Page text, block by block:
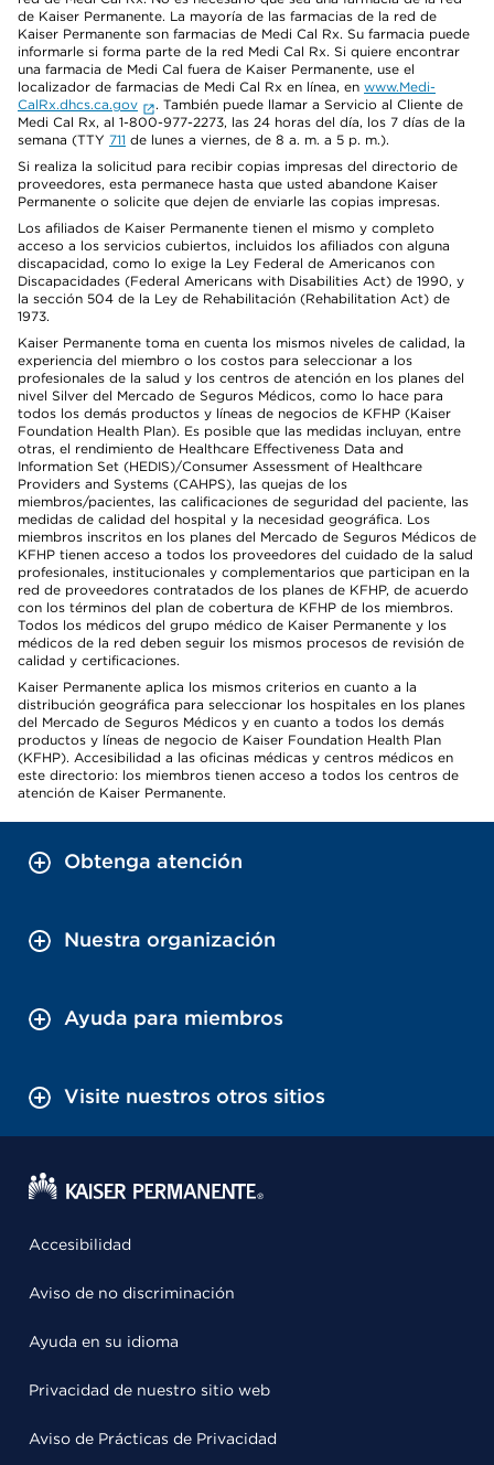
de Kaiser Permanente. La mayoría de las farmacias de la red de
Kaiser Permanente son farmacias de Medi Cal Rx. Su farmacia puede
informarle si forma parte de la red Medi Cal Rx. Si quiere encontrar
una farmacia de Medi Cal fuera de Kaiser Permanente, use el
localizador de farmacias de Medi Cal Rx en línea, en www.Medi-
CalRx.dhcs.ca.gov
. También puede llamar a Servicio al Cliente de
Medi Cal Rx, al 1-800-977-2273, las 24 horas del día, los 7 días de la
semana (TTY 711 de lunes a viernes, de 8 a. m. a 5 p. m.).
Si realiza la solicitud para recibir copias impresas del directorio de
proveedores, esta permanece hasta que usted abandone Kaiser
Permanente o solicite que dejen de enviarle las copias impresas.
Los afiliados de Kaiser Permanente tienen el mismo y completo
acceso a los servicios cubiertos, incluidos los afiliados con alguna
discapacidad, como lo exige la Ley Federal de Americanos con
Discapacidades (Federal Americans with Disabilities Act) de 1990, y
la sección 504 de la Ley de Rehabilitación (Rehabilitation Act) de
1973.
Kaiser Permanente toma en cuenta los mismos niveles de calidad, la
experiencia del miembro o los costos para seleccionar a los
profesionales de la salud y los centros de atención en los planes del
nivel Silver del Mercado de Seguros Médicos, como lo hace para
todos los demás productos y líneas de negocios de KFHP (Kaiser
Foundation Health Plan). Es posible que las medidas incluyan, entre
otras, el rendimiento de Healthcare Effectiveness Data and
Information Set (HEDIS)/Consumer Assessment of Healthcare
Providers and Systems (CAHPS), las quejas de los
miembros/pacientes, las calificaciones de seguridad del paciente, las
medidas de calidad del hospital y la necesidad geográfica. Los
miembros inscritos en los planes del Mercado de Seguros Médicos de
KFHP tienen acceso a todos los proveedores del cuidado de la salud
profesionales, institucionales y complementarios que participan en la
red de proveedores contratados de los planes de KFHP, de acuerdo
con los términos del plan de cobertura de KFHP de los miembros.
Todos los médicos del grupo médico de Kaiser Permanente y los
médicos de la red deben seguir los mismos procesos de revisión de
calidad y certificaciones.
Kaiser Permanente aplica los mismos criterios en cuanto a la
distribución geográfica para seleccionar los hospitales en los planes
del Mercado de Seguros Médicos y en cuanto a todos los demás
productos y líneas de negocio de Kaiser Foundation Health Plan
(KFHP). Accesibilidad a las oficinas médicas y centros médicos en
este directorio: los miembros tienen acceso a todos los centros de
atención de Kaiser Permanente.
Obtenga atención
Nuestra organización
Ayuda para miembros
Visite nuestros otros sitios
Accesibilidad
Aviso de no discriminación
Ayuda en su idioma
Privacidad de nuestro sitio web
Aviso de Prácticas de Privacidad